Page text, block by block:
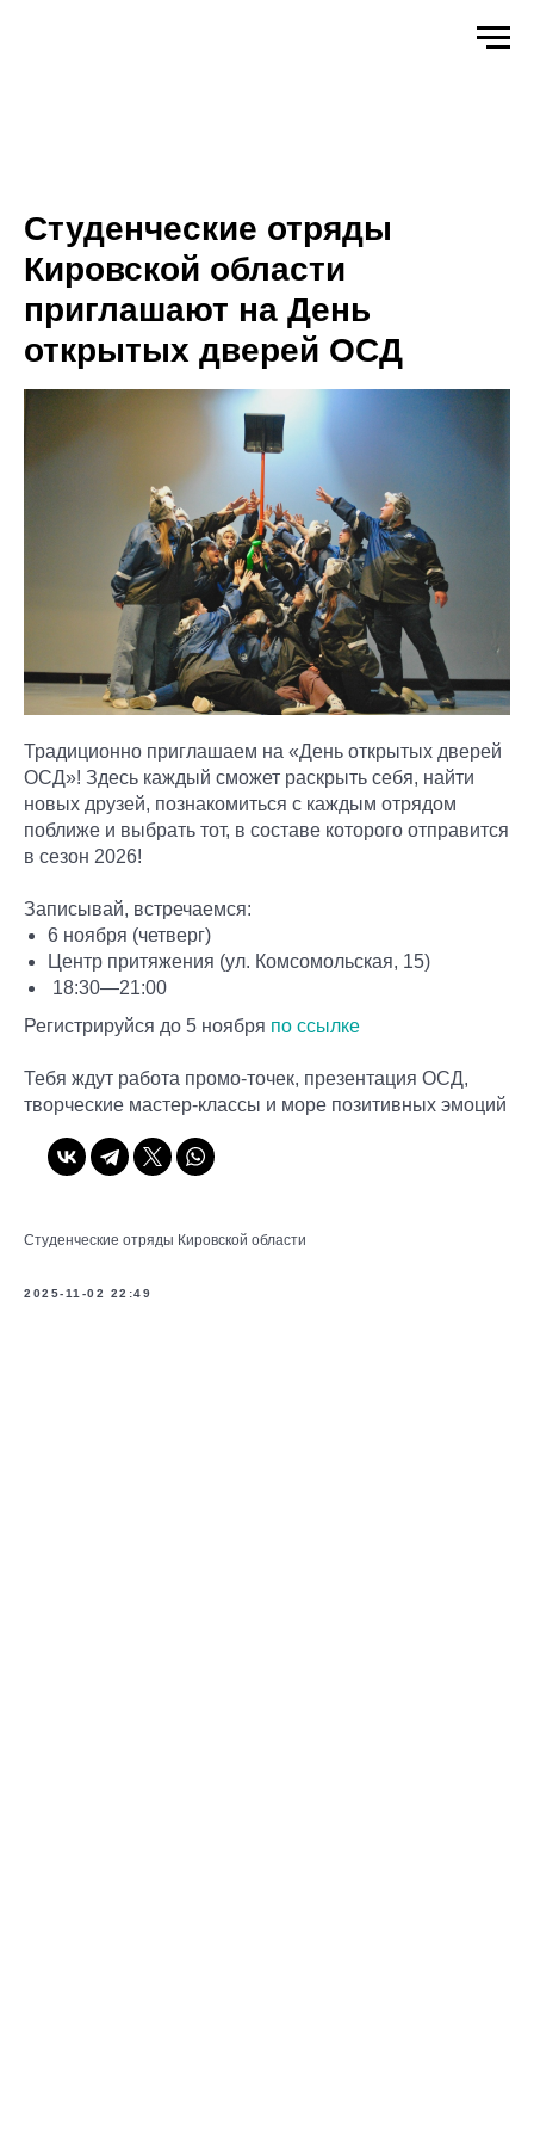
Студенческие отряды
Кировской области
приглашают на День
открытых дверей ОСД
Традиционно приглашаем на «День открытых дверей
ОСД»! Здесь каждый сможет раскрыть себя, найти
новых друзей, познакомиться с каждым отрядом
поближе и выбрать тот, в составе которого отправится
в сезон 2026!
Записывай, встречаемся:
6 ноября (четверг)
Центр притяжения (ул. Комсомольская, 15)
️ 18:30—21:00
Регистрируйся до 5 ноября по ссылке
Тебя ждут работа промо-точек, презентация ОСД,
творческие мастер-классы и море позитивных эмоций
Студенческие отряды Кировской области
2025-11-02 22:49